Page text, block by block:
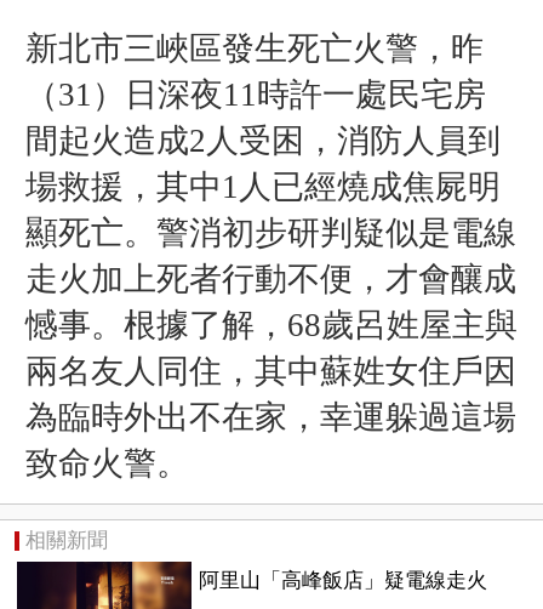
新北市三峽區發生死亡火警，昨
（31）日深夜11時許一處民宅房
間起火造成2人受困，消防人員到
場救援，其中1人已經燒成焦屍明
顯死亡。警消初步研判疑似是電線
走火加上死者行動不便，才會釀成
憾事。根據了解，68歲呂姓屋主與
兩名友人同住，其中蘇姓女住戶因
為臨時外出不在家，幸運躲過這場
致命火警。
相關新聞
阿里山「高峰飯店」疑電線走火